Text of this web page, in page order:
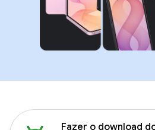
Fazer o download